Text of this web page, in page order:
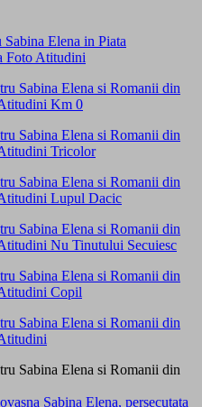
Sabina Elena, persecutata